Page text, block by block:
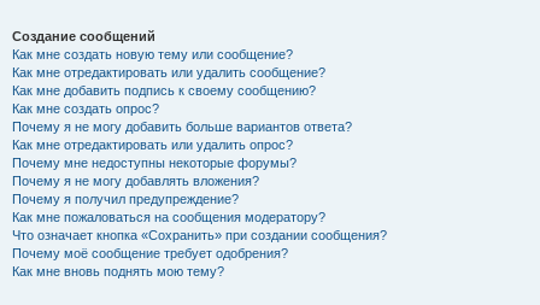
Создание сообщений
Как мне создать новую тему или сообщение?
Как мне отредактировать или удалить сообщение?
Как мне добавить подпись к своему сообщению?
Как мне создать опрос?
Почему я не могу добавить больше вариантов ответа?
Как мне отредактировать или удалить опрос?
Почему мне недоступны некоторые форумы?
Почему я не могу добавлять вложения?
Почему я получил предупреждение?
Как мне пожаловаться на сообщения модератору?
Что означает кнопка «Сохранить» при создании сообщения?
Почему моё сообщение требует одобрения?
Как мне вновь поднять мою тему?